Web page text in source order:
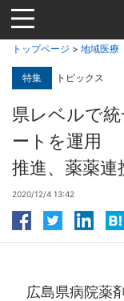
Jump
to
navigation
トップページ > 地域医療
特集 トピックス
県レベルで
ートを運用
推進、薬薬連
2020/12/4 13:42
広島県病院薬